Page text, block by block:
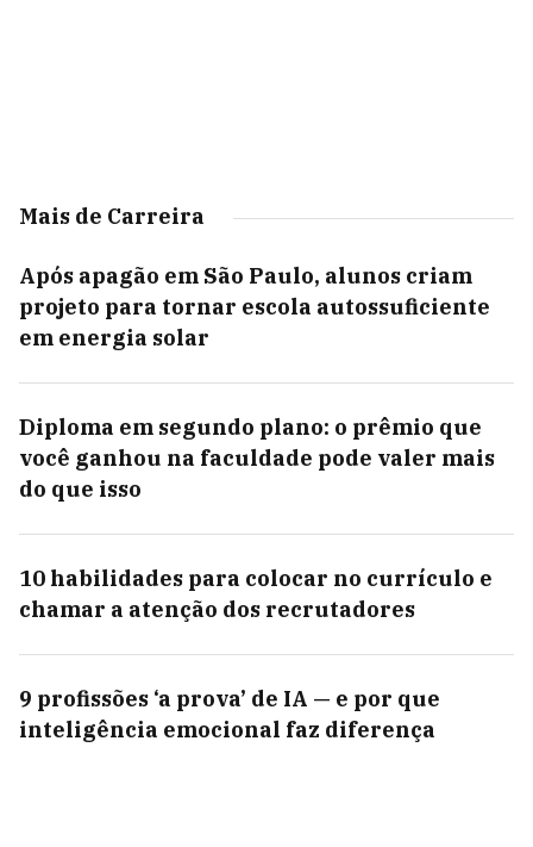
Mais de Carreira
Após apagão em São Paulo, alunos criam
projeto para tornar escola autossuficiente
em energia solar
Diploma em segundo plano: o prêmio que
você ganhou na faculdade pode valer mais
do que isso
10 habilidades para colocar no currículo e
chamar a atenção dos recrutadores
9 profissões ‘a prova’ de IA — e por que
inteligência emocional faz diferença